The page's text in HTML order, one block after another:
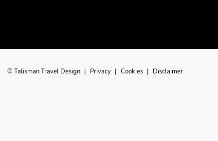
© Talisman Travel Design | Privacy | Cookies | Disclaimer